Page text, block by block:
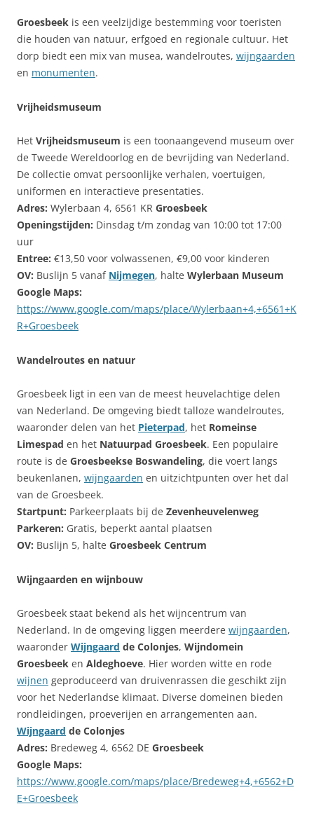
Groesbeek is een veelzijdige bestemming voor toeristen
die houden van natuur, erfgoed en regionale cultuur. Het
dorp biedt een mix van musea, wandelroutes, wijngaarden
en monumenten.
Vrijheidsmuseum
Het Vrijheidsmuseum is een toonaangevend museum over
de Tweede Wereldoorlog en de bevrijding van Nederland.
De collectie omvat persoonlijke verhalen, voertuigen,
uniformen en interactieve presentaties.
Adres: Wylerbaan 4, 6561 KR Groesbeek
Openingstijden: Dinsdag t/m zondag van 10:00 tot 17:00
uur
Entree: €13,50 voor volwassenen, €9,00 voor kinderen
OV: Buslijn 5 vanaf Nijmegen, halte Wylerbaan Museum
Google Maps:
https://www.google.com/maps/place/Wylerbaan+4,+6561+K
R+Groesbeek
Wandelroutes en natuur
Groesbeek ligt in een van de meest heuvelachtige delen
van Nederland. De omgeving biedt talloze wandelroutes,
waaronder delen van het Pieterpad, het Romeinse
Limespad en het Natuurpad Groesbeek. Een populaire
route is de Groesbeekse Boswandeling, die voert langs
beukenlanen, wijngaarden en uitzichtpunten over het dal
van de Groesbeek.
Startpunt: Parkeerplaats bij de Zevenheuvelenweg
Parkeren: Gratis, beperkt aantal plaatsen
OV: Buslijn 5, halte Groesbeek Centrum
Wijngaarden en wijnbouw
Groesbeek staat bekend als het wijncentrum van
Nederland. In de omgeving liggen meerdere wijngaarden,
waaronder Wijngaard de Colonjes, Wijndomein
Groesbeek en Aldeghoeve. Hier worden witte en rode
wijnen geproduceerd van druivenrassen die geschikt zijn
voor het Nederlandse klimaat. Diverse domeinen bieden
rondleidingen, proeverijen en arrangementen aan.
Wijngaard de Colonjes
Adres: Bredeweg 4, 6562 DE Groesbeek
Google Maps:
https://www.google.com/maps/place/Bredeweg+4,+6562+D
E+Groesbeek